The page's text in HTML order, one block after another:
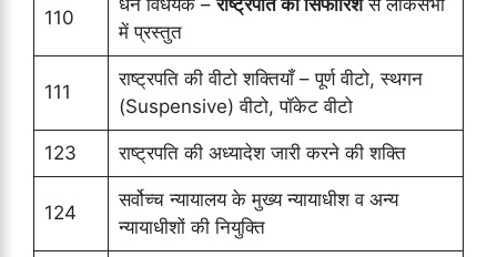
110
में प्रस्तुत
111
राष्ट्रपति की वीटो शक्तियाँ – पूर्ण वीटो, स्थगन
(Suspensive) वीटो, पॉकेट वीटो
123 राष्ट्रपति की अध्यादेश जारी करने की शक्ति
124
सर्वोच्च न्यायालय के मुख्य न्यायाधीश व अन्य
न्यायाधीशों की नियुक्ति